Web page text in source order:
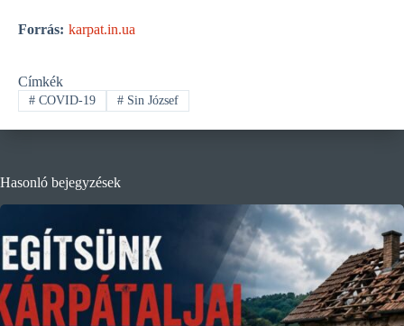
Forrás: karpat.in.ua
Címkék
#COVID-19 #Sin József
Hasonló bejegyzések